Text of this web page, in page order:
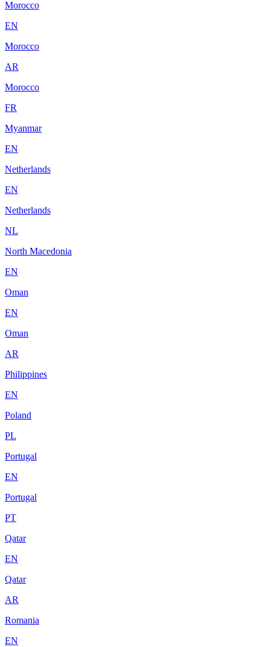
Morocco
EN
Morocco
AR
Morocco
FR
Myanmar
EN
Netherlands
EN
Netherlands
NL
North Macedonia
EN
Oman
EN
Oman
AR
Philippines
EN
Poland
PL
Portugal
EN
Portugal
PT
Qatar
EN
Qatar
AR
Romania
EN